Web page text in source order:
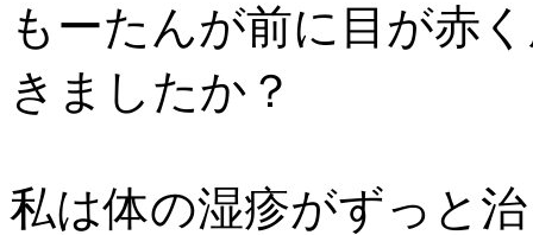
もーたんが前に目が赤
きましたか？
私は体の湿疹がずっと